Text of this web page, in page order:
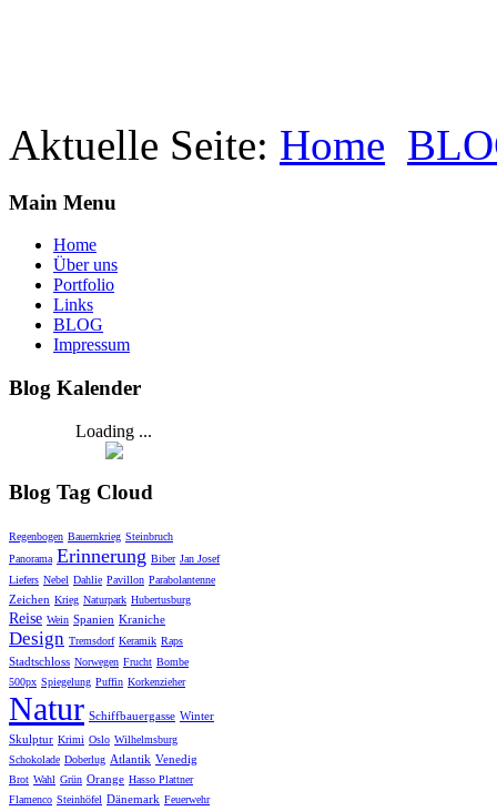
Aktuelle Seite: Home
Main Menu
Home
Über uns
Portfolio
Links
BLOG
Impressum
Blog Kalender
Loading ...
Blog Tag Cloud
Regenbogen Bauernkrieg Steinbruch
Panorama Erinnerung Biber Jan Josef
Liefers Nebel Dahlie Pavillon Parabolantenne
Zeichen Krieg Naturpark Hubertusburg
Reise Wein Spanien Kraniche
Design Tremsdorf Keramik Raps
Stadtschloss Norwegen Frucht Bombe
500px Spiegelung Puffin Korkenzieher
Natur Schiffbauergasse Winter
Skulptur Krimi Oslo Wilhelmsburg
Schokolade Doberlug Atlantik Venedig
Brot Wahl Grün Orange Hasso Plattner
Flamenco Steinhöfel Dänemark Feuerwehr